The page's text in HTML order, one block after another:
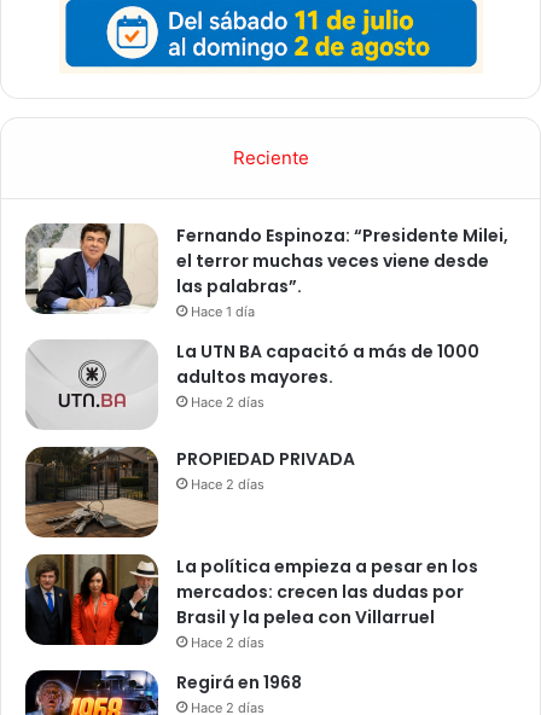
Reciente
Fernando Espinoza: “Presidente Milei,
el terror muchas veces viene desde
las palabras”.
Hace 1 día
La UTN BA capacitó a más de 1000
adultos mayores.
Hace 2 días
PROPIEDAD PRIVADA
Hace 2 días
La política empieza a pesar en los
mercados: crecen las dudas por
Brasil y la pelea con Villarruel
Hace 2 días
Regirá en 1968
Hace 2 días